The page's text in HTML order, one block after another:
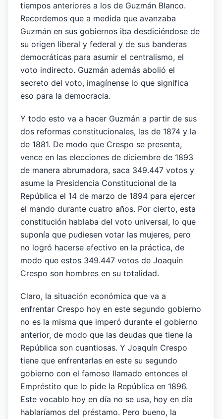
tiempos anteriores a los de Guzmán Blanco.
Recordemos que a medida que avanzaba
Guzmán en sus gobiernos iba desdiciéndose de
su origen liberal y federal y de sus banderas
democráticas para asumir el centralismo, el
voto indirecto. Guzmán además abolió el
secreto del voto, imagínense lo que significa
eso para la democracia.
Y todo esto va a hacer Guzmán a partir de sus
dos reformas constitucionales, las de 1874 y la
de 1881. De modo que Crespo se presenta,
vence en las elecciones de diciembre de 1893
de manera abrumadora, saca 349.447 votos y
asume la Presidencia Constitucional de la
República el 14 de marzo de 1894 para ejercer
el mando durante cuatro años. Por cierto, esta
constitución hablaba del voto universal, lo que
suponía que pudiesen votar las mujeres, pero
no logró hacerse efectivo en la práctica, de
modo que estos 349.447 votos de Joaquín
Crespo son hombres en su totalidad.
Claro, la situación económica que va a
enfrentar Crespo hoy en este segundo gobierno
no es la misma que imperó durante el gobierno
anterior, de modo que las deudas que tiene la
República son cuantiosas. Y Joaquín Crespo
tiene que enfrentarlas en este su segundo
gobierno con el famoso llamado entonces el
Empréstito que lo pide la República en 1896.
Este vocablo hoy en día no se usa, hoy en día
hablaríamos del préstamo. Pero bueno, la